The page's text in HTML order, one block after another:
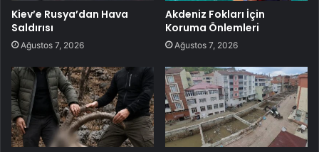
Kiev’e Rusya’dan Hava
Saldırısı
Ağustos 7, 2026
Akdeniz Fokları İçin
Koruma Önlemleri
Ağustos 7, 2026